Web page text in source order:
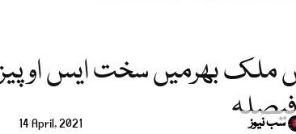
ملک بھرمیں سخت ایس او
14 April, 2021 سب نیوز